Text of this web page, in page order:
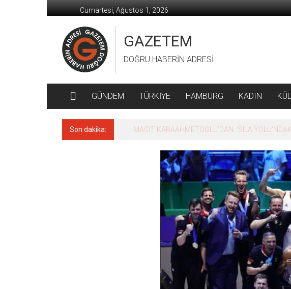
geç
Cumartesi, Ağustos 1, 2026
GAZETEM
DOĞRU HABERİN ADRESİ
GÜNDEM TÜRKİYE HAMBURG KADIN
Son dakika: MACİT KARAAHMETOĞLU’DAN ‘SILA